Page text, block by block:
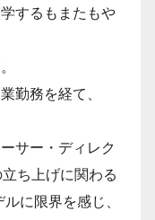
するもまたもや
勤務を経て、
サー・ディレク
ち上げに関わる
に限界を感じ、